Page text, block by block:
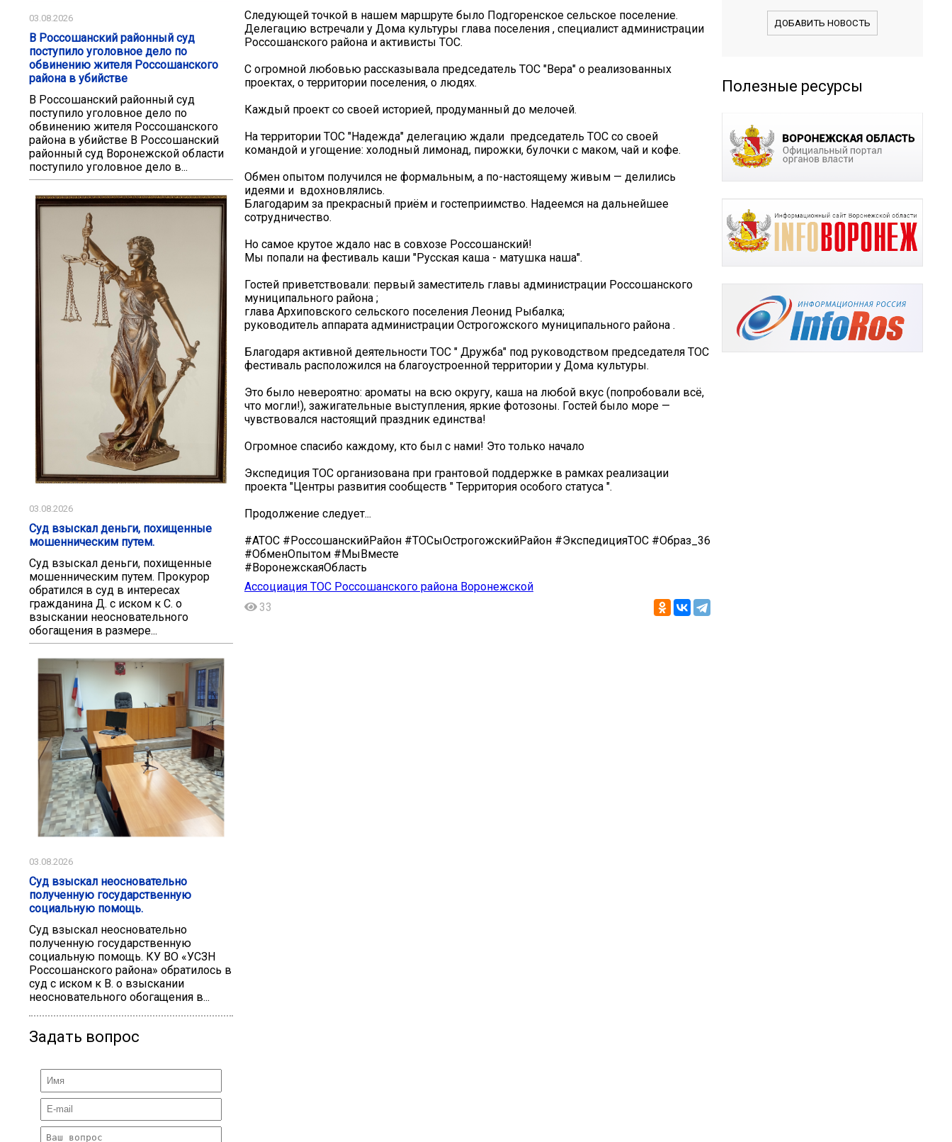
03.08.2026
В Россошанский районный суд
поступило уголовное дело по
обвинению жителя Россошанского
района в убийстве
В Россошанский районный суд
поступило уголовное дело по
обвинению жителя Россошанского
района в убийстве В Россошанский
районный суд Воронежской области
поступило уголовное дело в...
03.08.2026
Суд взыскал деньги, похищенные
мошенническим путем.
Суд взыскал деньги, похищенные
мошенническим путем. Прокурор
обратился в суд в интересах
гражданина Д. с иском к С. о
взыскании неосновательного
обогащения в размере...
03.08.2026
Суд взыскал неосновательно
полученную государственную
социальную помощь.
Суд взыскал неосновательно
полученную государственную
социальную помощь. КУ ВО «УСЗН
Россошанского района» обратилось в
суд с иском к В. о взыскании
неосновательного обогащения в...
Задать вопрос
Следующей точкой в нашем маршруте было Подгоренское сельское поселение.
Делегацию встречали у Дома культуры глава поселения , специалист администрации
Россошанского района и активисты ТОС.
С огромной любовью рассказывала председатель ТОС "Вера" о реализованных
проектах, о территории поселения, о людях.
Каждый проект со своей историей, продуманный до мелочей.
На территории ТОС "Надежда" делегацию ждали председатель ТОС со своей
командой и угощение: холодный лимонад, пирожки, булочки с маком, чай и кофе.
Обмен опытом получился не формальным, а по-настоящему живым — делились
идеями и вдохновлялись.
Благодарим за прекрасный приём и гостеприимство. Надеемся на дальнейшее
сотрудничество.
Но самое крутое ждало нас в совхозе Россошанский!
Мы попали на фестиваль каши "Русская каша - матушка наша".
Гостей приветствовали: первый заместитель главы администрации Россошанского
муниципального района ;
глава Архиповского сельского поселения Леонид Рыбалка;
руководитель аппарата администрации Острогожского муниципального района .
Благодаря активной деятельности ТОС " Дружба" под руководством председателя ТОС
фестиваль расположился на благоустроенной территории у Дома культуры.
Это было невероятно: ароматы на всю округу, каша на любой вкус (попробовали всё,
что могли!), зажигательные выступления, яркие фотозоны. Гостей было море —
чувствовался настоящий праздник единства!
Огромное спасибо каждому, кто был с нами! Это только начало
Экспедиция ТОС организована при грантовой поддержке в рамках реализации
проекта "Центры развития сообществ " Территория особого статуса ".
Продолжение следует...
#АТОС #РоссошанскийРайон #ТОСыОстрогожскийРайон #ЭкспедицияТОС #Образ_36
#ОбменОпытом #МыВместе
#ВоронежскаяОбласть
Ассоциация ТОС Россошанского района Воронежской
33
ДОБАВИТЬ НОВОСТЬ
Полезные ресурсы